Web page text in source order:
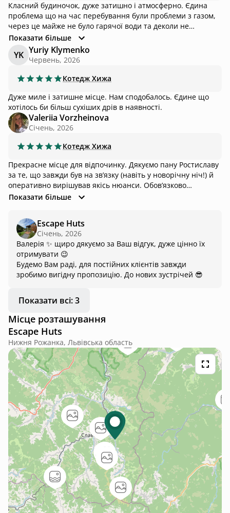
Класний будиночок, дуже затишно і атмосферно. Єдина
проблема що на час перебування були проблеми з газом,
через це майже не було гарячої води та деколи не
працювала газова плита.
Показати більше
YK Yuriy Klymenko
Червень, 2026
Котедж Хижа
Дуже миле і затишне місце. Нам сподобалось. Єдине що
хотілось би більш сухіших дрів в наявності.
Valeriia Vorzheinova
Січень, 2026
Котедж Хижа
Прекрасне місце для відпочинку. Дякуємо пану Ростиславу
за те, що завжди був на звʼязку (навіть у новорічну ніч!) й
оперативно вирішував якісь нюанси. Обовʼязково
повернемося до Хижі, але вже в теплу пору року, щоб знову
Показати більше
Escape Huts
Січень, 2026
Валерія ✨ щиро дякуємо за Ваш відгук, дуже цінно їх
отримувати 😉
Будемо Вам раді, для постійних клієнтів завжди
зробимо вигідну пропозицію. До нових зустрічей 😎
Показати всі: 3
Місце розташування
Escape Huts
Нижня Рожанка, Львівська область